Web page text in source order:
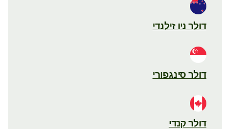
דולר ניו זילנדי
דולר סינגפורי
דולר קנדי